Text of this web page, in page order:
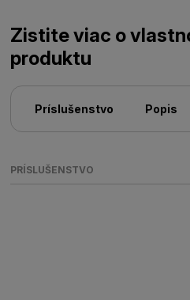
Zistite viac o
produktu
Príslušenstvo Popis
PRÍSLUŠENSTVO